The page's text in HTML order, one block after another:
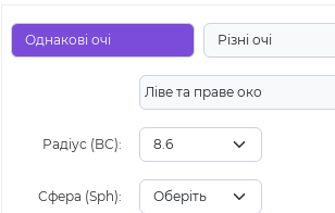
Однакові очі Різні очі
Ліве та праве око
Радіус (BC):
Сфера (Sph):